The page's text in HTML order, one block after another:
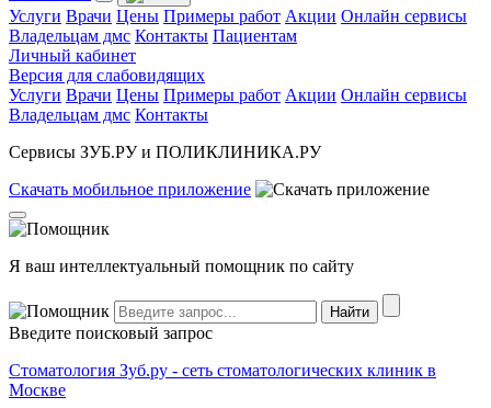
Услуги Врачи Цены Примеры работ Акции Онлайн сервисы
Владельцам дмс Контакты Пациентам
Личный кабинет
Версия для слабовидящих
Услуги Врачи Цены Примеры работ Акции Онлайн сервисы
Владельцам дмс Контакты
Сервисы ЗУБ.РУ и ПОЛИКЛИНИКА.РУ
Скачать мобильное приложение
Я ваш интеллектуальный помощник по сайту
Введите поисковый запрос
Стоматология Зуб.ру - сеть стоматологических клиник в
Москве